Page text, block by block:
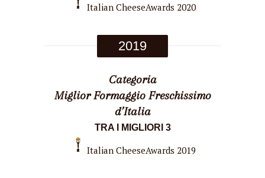
Italian CheeseAwards 2020
2019
Categoria
Miglior Formaggio Freschissimo
d’Italia
TRA I MIGLIORI 3
Italian CheeseAwards 2019